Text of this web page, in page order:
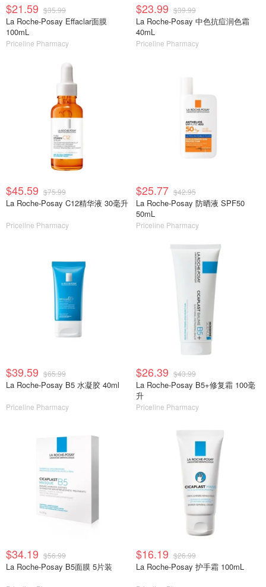
$21.59 $35.99
La Roche-Posay Effaclar面膜
100mL
Priceline Pharmacy
$23.99 $39.99
La Roche-Posay 中色抗痘润色霜
40mL
Priceline Pharmacy
$45.59 $75.99
La Roche-Posay C12精华液 30毫升
Priceline Pharmacy
$25.77 $42.95
La Roche-Posay 防晒液 SPF50
50mL
Priceline Pharmacy
$39.59 $65.99
La Roche-Posay B5 水凝胶 40ml
Priceline Pharmacy
$26.39 $43.99
La Roche-Posay B5+修复霜 100毫
升
Priceline Pharmacy
$34.19 $56.99
La Roche-Posay B5面膜 5片装
$16.19 $26.99
La Roche-Posay 护手霜 100mL